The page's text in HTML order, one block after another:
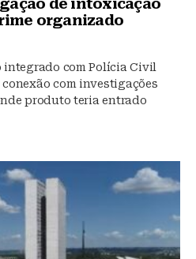
de intoxicação
organizado
com Polícia Civil
com investigações
produto teria entrado